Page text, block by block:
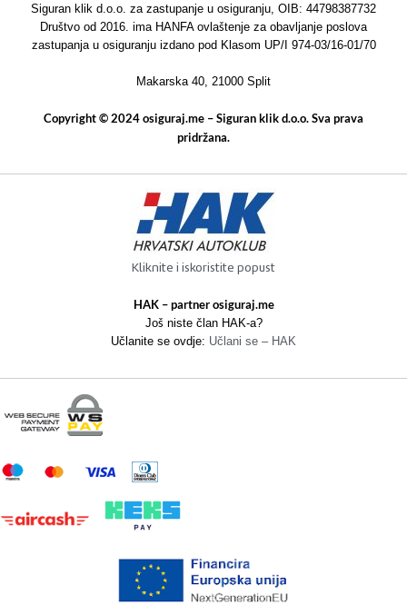
Siguran klik d.o.o. za zastupanje u osiguranju, OIB: 44798387732
Društvo od 2016. ima HANFA ovlaštenje za obavljanje poslova
zastupanja u osiguranju izdano pod Klasom UP/I 974-03/16-01/70
Makarska 40, 21000 Split
Copyright © 2024 osiguraj.me – Siguran klik d.o.o. Sva prava
pridržana.
Kliknite i iskoristite popust
HAK – partner osiguraj.me
Još niste član HAK-a?
Učlanite se ovdje: Učlani se – HAK